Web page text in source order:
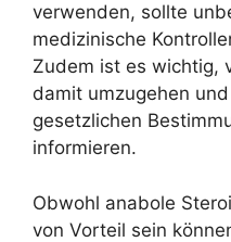
verwenden, sollte
medizinische
Zudem ist es wichtig,
damit umzugehen
gesetzlichen
informieren.
Obwohl anabole
von Vorteil sein